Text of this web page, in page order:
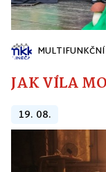
JAK VÍLA
19. 08.